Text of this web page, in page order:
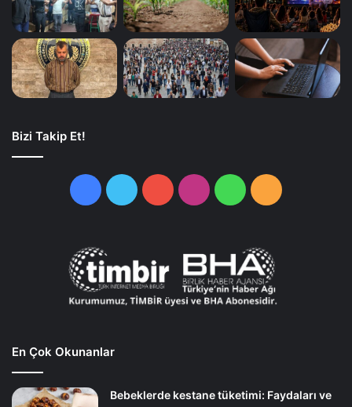
Bizi Takip Et!
FacebookTwitterYouTubeInstagramWhatsApp
RSS
En Çok Okunanlar
Bebeklerde kestane tüketimi: Faydaları ve